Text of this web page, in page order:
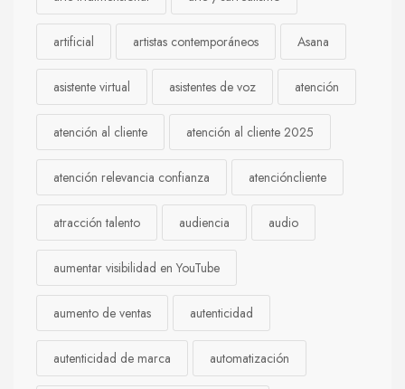
artificial artistas contemporáneos Asana
asistente virtual asistentes de voz atención
atención al cliente atención al cliente 2025
atención relevancia confianza atencióncliente
atracción talento audiencia audio
aumentar visibilidad en YouTube
aumento de ventas autenticidad
autenticidad de marca automatización